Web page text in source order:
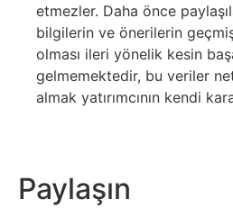
etmezler. Daha önce
bilgilerin ve önerilerin
olması ileri yönelik kesin
gelmemektedir, bu veriler
almak yatırımcının kendi
Paylaşın